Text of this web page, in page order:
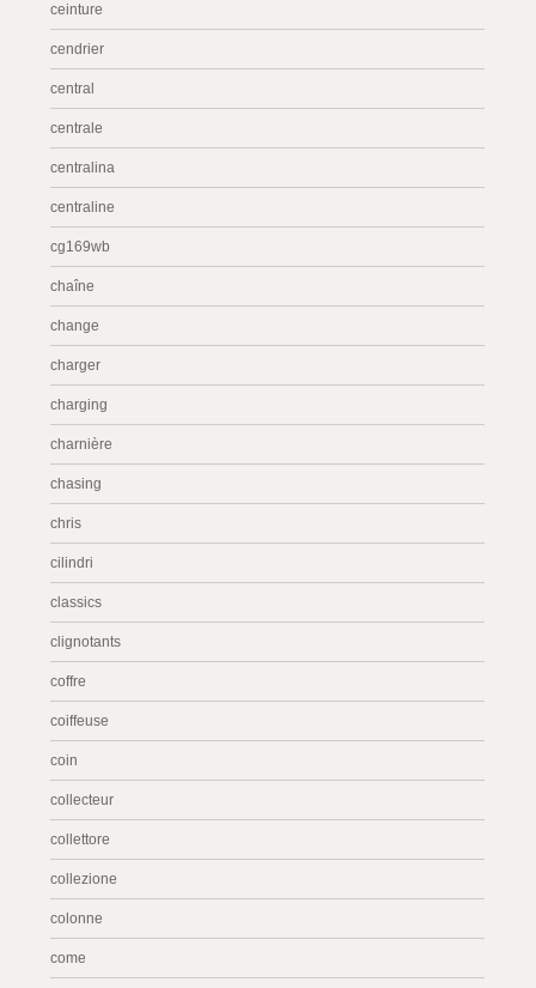
ceinture
cendrier
central
centrale
centralina
centraline
cg169wb
chaîne
change
charger
charging
charnière
chasing
chris
cilindri
classics
clignotants
coffre
coiffeuse
coin
collecteur
collettore
collezione
colonne
come